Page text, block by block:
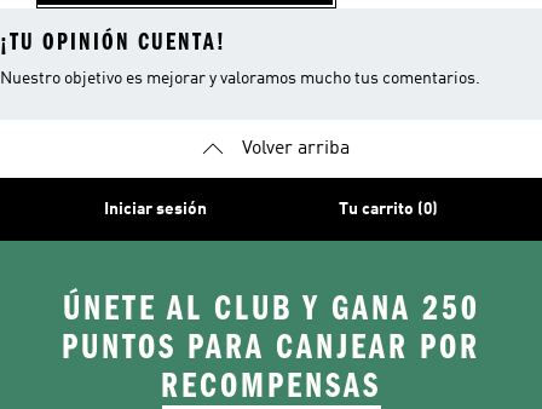
¡TU OPINIÓN CUENTA!
Nuestro objetivo es mejorar y valoramos mucho tus comentarios.
Volver arriba
Iniciar sesión Tu carrito (0)
ÚNETE AL CLUB Y GANA 250
PUNTOS PARA CANJEAR POR
RECOMPENSAS